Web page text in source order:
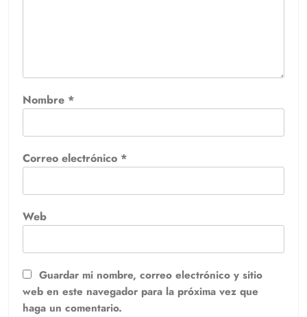
Nombre *
Correo electrónico *
Web
Guardar mi nombre, correo electrónico y sitio
web en este navegador para la próxima vez que
haga un comentario.